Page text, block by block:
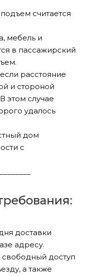
считается
мебель и
в пассажирский
расстояние
и стороной
этом случае
удалось
дом
с
доставки
адресу.
доступ
а также